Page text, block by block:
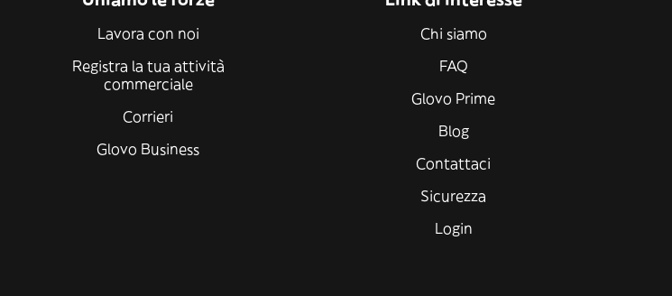
Lavora con noi
Registra la tua attività
commerciale
Corrieri
Glovo Business
Chi siamo
FAQ
Glovo Prime
Blog
Contattaci
Sicurezza
Login